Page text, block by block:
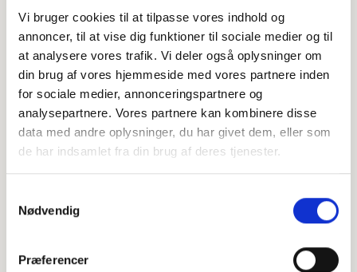
Vi bruger cookies til at tilpasse vores indhold og
annoncer, til at vise dig funktioner til sociale medier og til
at analysere vores trafik. Vi deler også oplysninger om
din brug af vores hjemmeside med vores partnere inden
for sociale medier, annonceringspartnere og
analysepartnere. Vores partnere kan kombinere disse
data med andre oplysninger, du har givet dem, eller som
de har indsamlet fra din brug af deres tjenester.
Nødvendig
Præferencer
Offentligtgjort i Berlingske Tidende d. 30. december 2023